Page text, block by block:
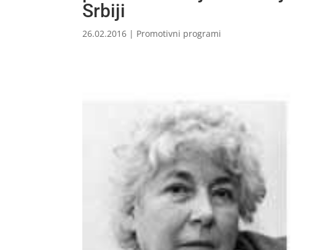
Srbiji
26.02.2016 | Promotivni programi